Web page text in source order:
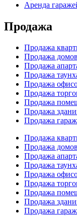
Аренда
Продажа
Продажа
Продажа домов
Продажа
Продажа
Продажа
Продажа
Продажа
Продажа
Продажа
Продажа
Продажа домов
Продажа
Продажа
Продажа
Продажа
Продажа
Продажа
Продажа